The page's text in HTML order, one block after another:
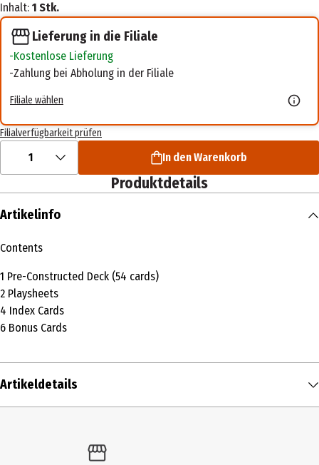
Inhalt: 1 Stk.
Lieferung in die Filiale
Kostenlose Lieferung
Zahlung bei Abholung in der Filiale
Filiale wählen
Filialverfügbarkeit prüfen
1 In den Warenkorb
Produktdetails
Artikelinfo
Contents
1 Pre-Constructed Deck (54 cards)
2 Playsheets
4 Index Cards
6 Bonus Cards
Artikeldetails